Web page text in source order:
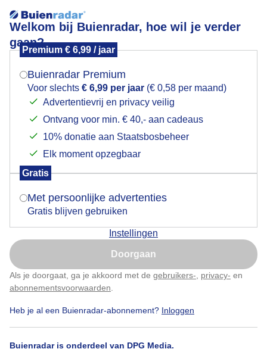
Welkom bij Buienradar, hoe wil je verder
gaan?
Premium € 6,99 / jaar
Buienradar Premium
Voor slechts € 6,99 per jaar (€ 0,58 per maand)
Advertentievrij en privacy veilig
Ontvang voor min. € 40,- aan cadeaus
10% donatie aan Staatsbosbeheer
Elk moment opzegbaar
Gratis
Met persoonlijke advertenties
Gratis blijven gebruiken
Instellingen
Doorgaan
Als je doorgaat, ga je akkoord met de gebruikers- privacy- en
abonnementsvoorwaarden
Heb je al een Buienradar-abonnement? Inloggen
Buienradar is onderdeel van DPG Media.
Donkere wolken in de polder
Strijensas
Mogen we je locatie gebruiken voor het
Indien je hier nog geen akkoord op hebt gegeven,
verschijnt er zo een pop-up uit je browser waarin
Is goed, toon de popup
Nu niet, misschien later
Klik hierom dit aan te passen